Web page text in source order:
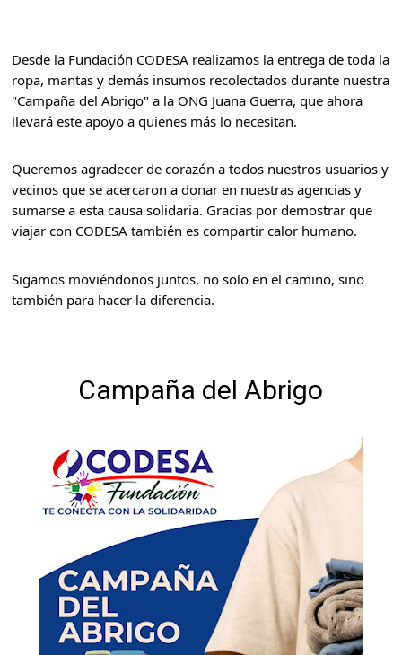
Desde la Fundación CODESA realizamos la entrega de toda la
ropa, mantas y demás insumos recolectados durante nuestra
"Campaña del Abrigo" a la ONG Juana Guerra, que ahora
llevará este apoyo a quienes más lo necesitan.
Queremos agradecer de corazón a todos nuestros usuarios y
vecinos que se acercaron a donar en nuestras agencias y
sumarse a esta causa solidaria. Gracias por demostrar que
viajar con CODESA también es compartir calor humano.
Sigamos moviéndonos juntos, no solo en el camino, sino
también para hacer la diferencia.
Campaña del Abrigo